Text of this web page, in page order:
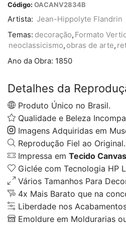
Código: OACANV2834B
Artista: Jean-Hippolyte Flandrin
Temas: decoração, Formato
neoclassicismo, obras de arte,
Ano da Obra: 1850
Detalhes da
Produto Único no Brasil.
Qualidade e Beleza
Imagens Adquiridas em
Reprodução Fiel ao Original.
Impressa em Tecido Canvas
Giclée com Tecnologia HP
Vários Tamanhos Para
4x Mais Barato que na
Liberdade nos
Emoldure em Moldurarias